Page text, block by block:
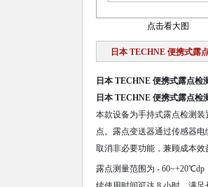
点击看大图
日本 TECHNE 便携式露
日本 TECHNE 便携式露点检
日本 TECHNE 便携式露点检
本款设备为手持式露点检测
点。露点变送器通过传感器
取消非必要功能，兼顾成本
露点测量范围为 -